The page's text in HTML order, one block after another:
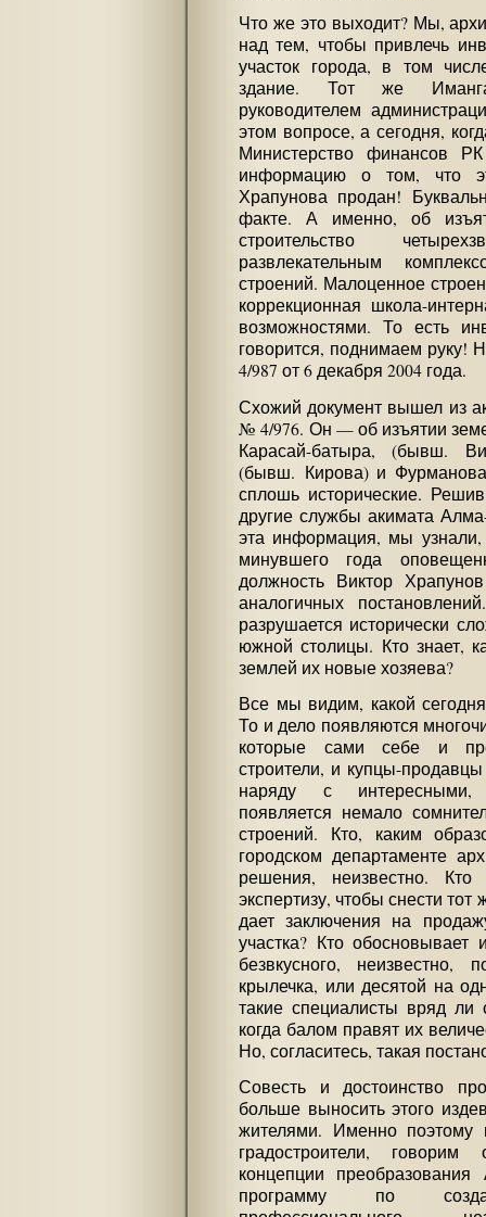
Что же это выходит? Мы,
над тем, чтобы привлечь
участок города, в том
здание. Тот же
руководителем
этом вопросе, а сегодня,
Министерство финансов
информацию о том, что
Храпунова продан!
факте. А именно, об
строительство
развлекательным
строений. Малоценное
коррекционная школа-
возможностями. То есть
говорится, поднимаем руку!
4/987 от 6 декабря 2004 года.
Схожий документ вышел из
№ 4/976. Он — об изъятии
Карасай-батыра, (бывш.
(бывш. Кирова) и
сплошь исторические.
другие службы акимата
эта информация, мы
минувшего года
должность Виктор
аналогичных
разрушается исторически
южной столицы. Кто знает,
землей их новые хозяева?
Все мы видим, какой
То и дело появляются
которые сами себе и
строители, и купцы-
наряду с интересными,
появляется немало
строений. Кто, каким
городском департаменте
решения, неизвестно.
экспертизу, чтобы снести
дает заключения на
участка? Кто
безвкусного, неизвестно,
крылечка, или десятой на
такие специалисты вряд
когда балом правят их
Но, согласитесь, такая
Совесть и достоинство
больше выносить этого
жителями. Именно поэтому
градостроители, говорим
концепции
программу по